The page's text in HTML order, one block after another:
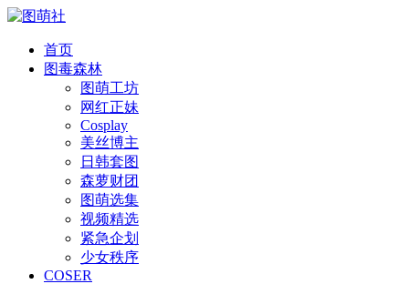
首页
图毒森林
图萌工坊
网红正妹
Cosplay
美丝博主
日韩套图
森萝财团
图萌选集
视频精选
紧急企划
少女秩序
COSER